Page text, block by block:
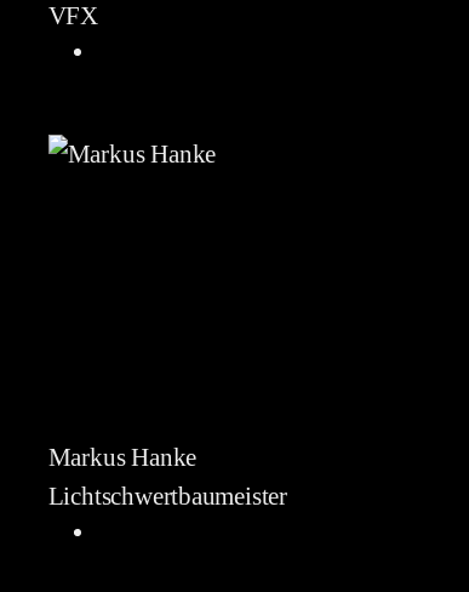
VFX
Markus Hanke
Lichtschwertbaumeister